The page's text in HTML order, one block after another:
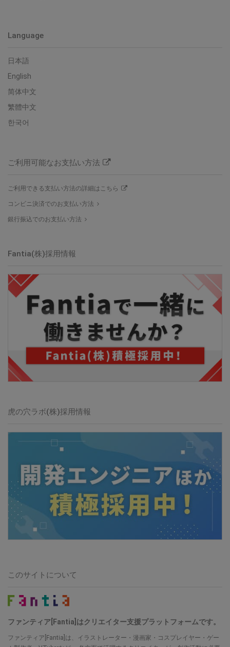
Language
日本語
English
简体中文
繁體中文
한국어
ご利用可能なお支払い方法
ご利用できる支払い方法の詳細はこちら
コンビニ決済でのお支払い方法
銀行振込でのお支払い方法
Fantia(株)採用情報
虎の穴ラボ(株)採用情報
このサイトについて
ファンティア[Fantia]はクリエイター支援プラットフォームです。
ファンティア[Fantia]は、イラストレーター・漫画家・コスプレイヤー・ゲー